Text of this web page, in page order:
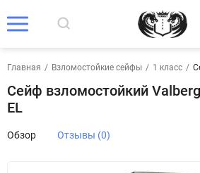
Главная / Взломостойкие сейфы / 1 класс /
Сейф взломостойкий
EL
Обзор Отзывы (0)